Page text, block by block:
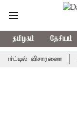
தமிழகம் தேசியம்
விசாரணை